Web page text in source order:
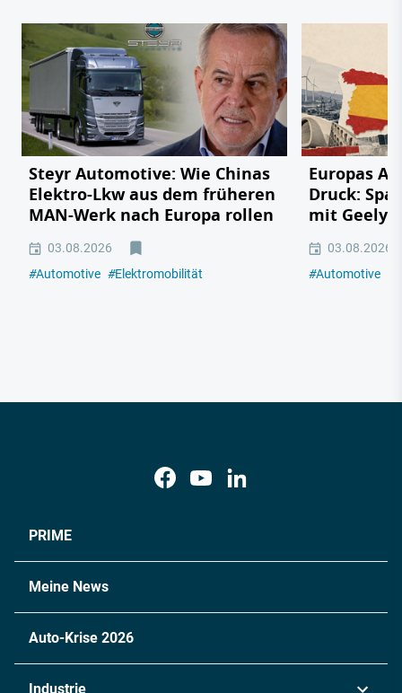
Steyr Automotive: Wie Chinas
Elektro-Lkw aus dem früheren
MAN-Werk nach Europa rollen
03.08.2026
#Automotive #Elektromobilität
Europas
Druck:
mit Geely,
03.08.2026
#Automotive
PRIME
Meine News
Auto-Krise 2026
Industrie